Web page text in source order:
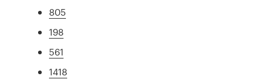
805
198
561
1418